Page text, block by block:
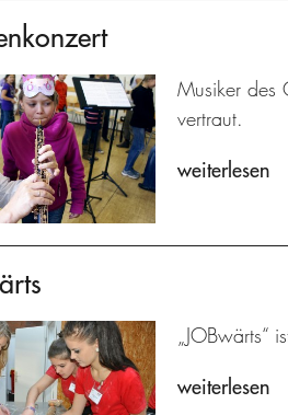
Musiker des
vertraut.
weiterlesen
„JOBwärts“
weiterlesen